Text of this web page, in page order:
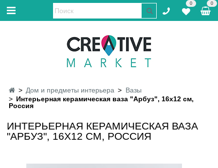
0 0
Дом и предметы интерьера
Вазы
Интерьерная керамическая ваза "Арбуз", 16х12 см,
Россия
ИНТЕРЬЕРНАЯ КЕРАМИЧЕСКАЯ ВАЗА
"АРБУЗ", 16Х12 СМ, РОССИЯ